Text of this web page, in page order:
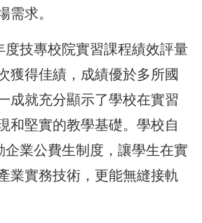
需求。
度技專校院實習課程績效評量
獲得佳績，成績優於多所國
成就充分顯示了學校在實習
和堅實的教學基礎。學校自
企業公費生制度，讓學生在實
業實務技術，更能無縫接軌